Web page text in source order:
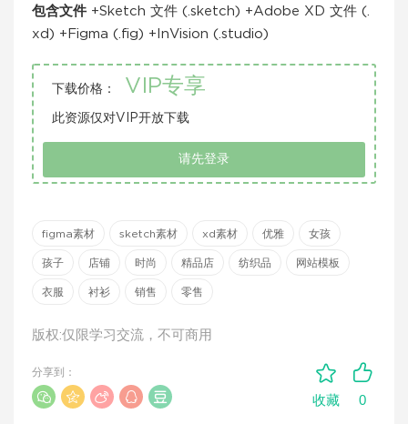
包含文件 +Sketch 文件 (.sketch) +Adobe XD 文件 (.
xd) +Figma (.fig) +InVision (.studio)
下载价格： VIP专享
此资源仅对VIP开放下载
请先登录
figma素材 sketch素材 xd素材 优雅 女孩
孩子 店铺 时尚 精品店 纺织品 网站模板
衣服 衬衫 销售 零售
版权:仅限学习交流，不可商用
收藏 0
分享到：